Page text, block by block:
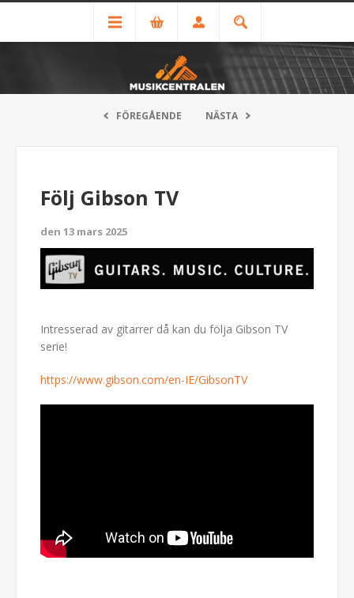
FÖREGÅENDE NÄSTA
Följ Gibson TV
den 13 mars 2025
Intresserad av gitarrer då kan du följa Gibson TV
serie!
https://www.gibson.com/en-IE/GibsonTV